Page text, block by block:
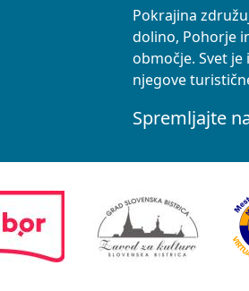
Pokrajina
dolino, Pohorje
območje. Svet
njegove
Spremljajte